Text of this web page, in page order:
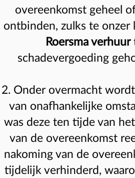
overeenkomst geheel
ontbinden, zulks te onzer
Roersma verhuur
schadevergoeding
2. Onder overmacht wordt
van onafhankelijke
was deze ten tijde van
van de overeenkomst
nakoming van de
tijdelijk verhinderd,